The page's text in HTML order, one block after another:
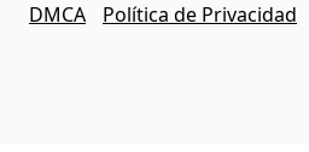
DMCA Política de Privacidad